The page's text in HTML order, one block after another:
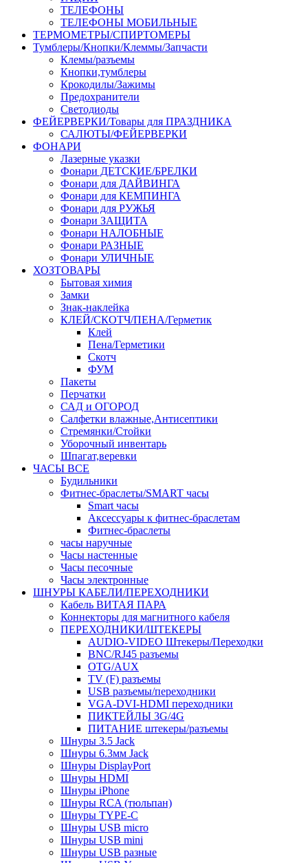
ТЕЛЕФОНЫ
ТЕЛЕФОНЫ МОБИЛЬНЫЕ
ТЕРМОМЕТРЫ/СПИРТОМЕРЫ
Тумблеры/Кнопки/Клеммы/Запчасти
Клемы/разъемы
Кнопки,тумблеры
Крокодилы/Зажимы
Предохранители
Светодиоды
ФЕЙЕРВЕРКИ/Товары для ПРАЗДНИКА
САЛЮТЫ/ФЕЙЕРВЕРКИ
ФОНАРИ
Лазерные указки
Фонари ДЕТСКИЕ/БРЕЛКИ
Фонари для ДАЙВИНГА
Фонари для КЕМПИНГА
Фонари для РУЖЬЯ
Фонари ЗАЩИТА
Фонари НАЛОБНЫЕ
Фонари РАЗНЫЕ
Фонари УЛИЧНЫЕ
ХОЗТОВАРЫ
Бытовая химия
Замки
Знак-наклейка
КЛЕЙ/СКОТЧ/ПЕНА/Герметик
Клей
Пена/Герметики
Скотч
ФУМ
Пакеты
Перчатки
САД и ОГОРОД
Салфетки влажные,Антисептики
Стремянки/Стойки
Уборочный инвентарь
Шпагат,веревки
ЧАСЫ ВСЕ
Будильники
Фитнес-браслеты/SMART часы
Smart часы
Аксессуары к фитнес-браслетам
Фитнес-браслеты
часы наручные
Часы настенные
Часы песочные
Часы электронные
ШНУРЫ КАБЕЛИ/ПЕРЕХОДНИКИ
Кабель ВИТАЯ ПАРА
Коннекторы для магнитного кабеля
ПЕРЕХОДНИКИ/ШТЕКЕРЫ
AUDIO-VIDEO Штекеры/Переходки
BNC/RJ45 разъемы
OTG/AUX
TV (F) разъемы
USB разъемы/переходники
VGA-DVI-HDMI переходники
ПИКТЕЙЛЫ 3G/4G
ПИТАНИЕ штекеры/разъемы
Шнуры 3.5 Jack
Шнуры 6.3мм Jack
Шнуры DisplayPort
Шнуры HDMI
Шнуры iPhone
Шнуры RCA (тюльпан)
Шнуры TYPE-C
Шнуры USB micro
Шнуры USB mini
Шнуры USB разные